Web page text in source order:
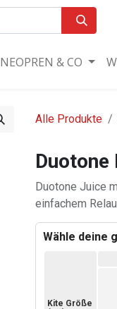
NEOPREN & CO
Alle Produkte
Duotone Juice
einfachem
Wähle deine
Kite Größe